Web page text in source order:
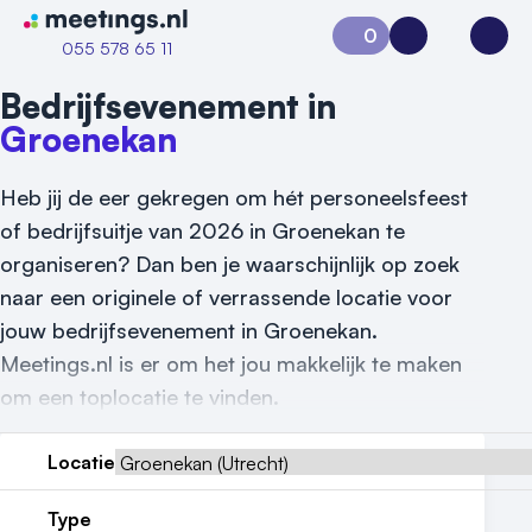
Naar home van Meetings
055 578 65 11
Locatiegids
Meld locatie aan
0
Aanvraag 0Inloggen
Bedrijfsevenement in
Groenekan
Heb jij de eer gekregen om hét personeelsfeest
of bedrijfsuitje van 2026 in Groenekan te
organiseren? Dan ben je waarschijnlijk op zoek
naar een originele of verrassende locatie voor
jouw bedrijfsevenement in Groenekan.
Meetings.nl is er om het jou makkelijk te maken
om een toplocatie te vinden.
Locatie
Type